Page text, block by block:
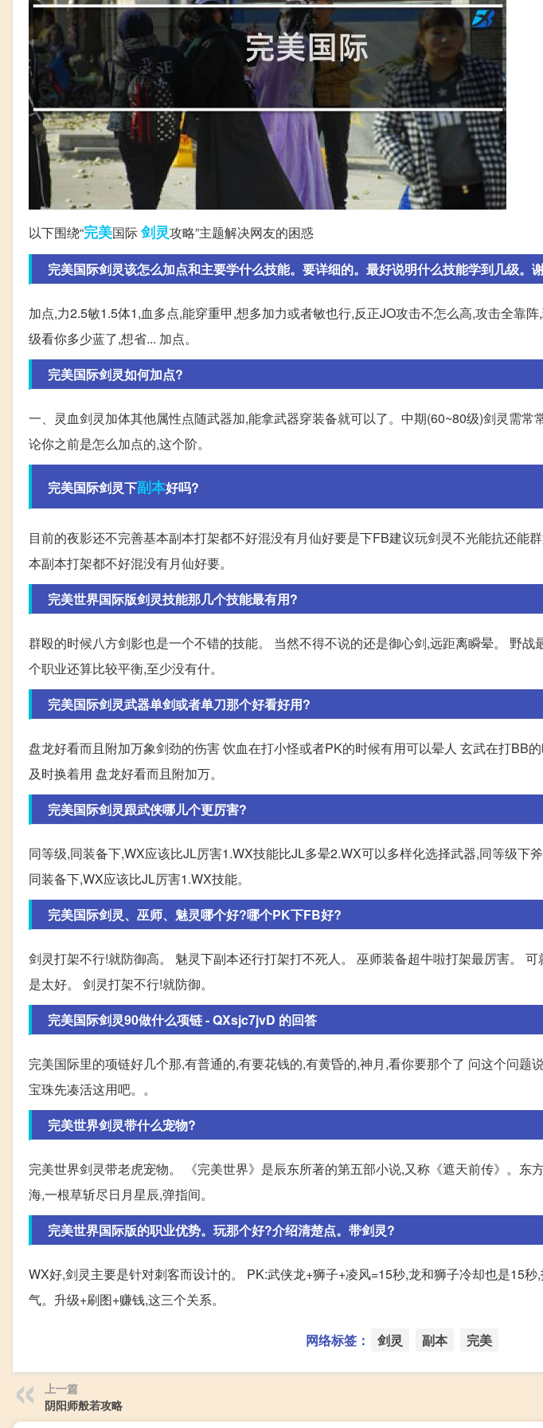
以下围绕“完美国际剑灵攻略”主题解决网友的困惑
完美国际剑灵该怎么加点和主要学什么技能。要详细的。最好说明什么技能学到几级。
加点,力2.5敏1.5体1,血多点,能穿重甲,想多加力或者敏也行,反正JO攻击不怎么高,攻击全靠
级看你多少蓝了,想省... 加点。
完美国际剑灵如何加点?
一、灵血剑灵加体其他属性点随武器加,能拿武器穿装备就可以了。中期(60~80级)剑灵需常
论你之前是怎么加点的,这个阶。
完美国际剑灵下副本好吗?
目前的夜影还不完善基本副本打架都不好混没有月仙好要是下FB建议玩剑灵不光能抗还能
本副本打架都不好混没有月仙好要。
完美世界国际版剑灵技能那几个技能最有用?
群殴的时候八方剑影也是一个不错的技能。 当然不得不说的还是御心剑,远距离瞬晕。 野
个职业还算比较平衡,至少没有什。
完美国际剑灵武器单剑或者单刀那个好看好用?
盘龙好看而且附加万象剑劲的伤害 饮血在打小怪或者PK的时候有用可以晕人 玄武在打BB
及时换着用 盘龙好看而且附加万。
完美国际剑灵跟武侠哪儿个更厉害?
同等级,同装备下,WX应该比JL厉害1.WX技能比JL多晕2.WX可以多样化选择武器,同等级下
同装备下,WX应该比JL厉害1.WX技能。
完美国际剑灵、巫师、魅灵哪个好?哪个PK下FB好?
剑灵打架不行!就防御高。 魅灵下副本还行打架打不死人。 巫师装备超牛啦打架最厉害。
是太好。 剑灵打架不行!就防御。
完美国际剑灵90做什么项链 - QXsjc7jvD 的回答
完美国际里的项链好几个那,有普通的,有要花钱的,有黄昏的,神月,看你要那个了 问这个问题
宝珠先凑活这用吧。。
完美世界剑灵带什么宠物?
完美世界剑灵带老虎宠物。 《完美世界》是辰东所著的第五部小说,又称《遮天前传》。东
海,一根草斩尽日月星辰,弹指间。
完美世界国际版的职业优势。玩那个好?介绍清楚点。带剑灵?
WX好,剑灵主要是针对刺客而设计的。 PK:武侠龙+狮子+凌风=15秒,龙和狮子冷却也是15
气。升级+刷图+赚钱,这三个关系。
网络标签： 剑灵 副本 完美
上一篇
阴阳师般若攻略